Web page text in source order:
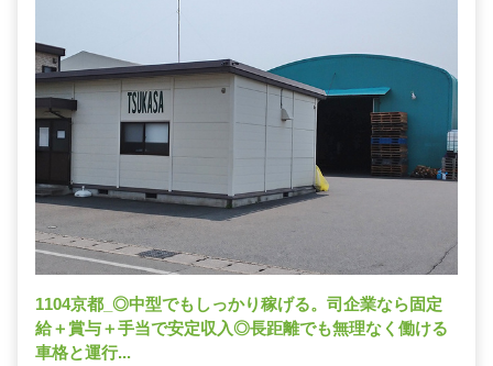
1104京都_◎中型でもしっかり稼げる。司企業なら固定
給＋賞与＋手当で安定収入◎長距離でも無理なく働ける
車格と運行...